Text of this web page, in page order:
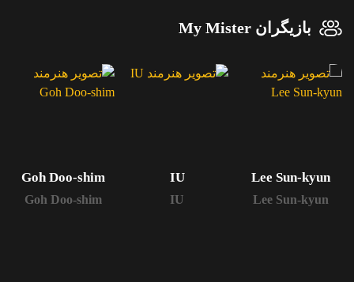
بازیگران My Mister
Lee Sun-kyun
Lee Sun-kyun
IU
IU
Goh Doo-shim
Goh Doo-shim